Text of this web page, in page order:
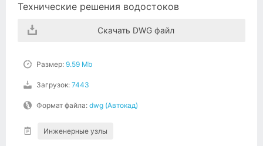
Технические решения водостоков
Скачать DWG файл
Размер: 9.59 Mb
Загрузок: 7443
Формат файла: dwg (Автокад)
Инженерные узлы